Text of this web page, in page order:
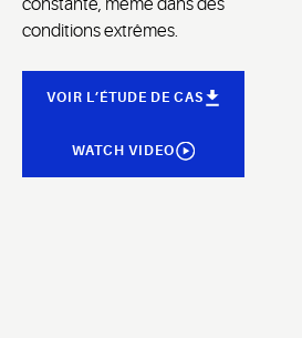
constante, même dans des
conditions extrêmes.
VOIR L’ÉTUDE DE CAS
WATCH VIDEO